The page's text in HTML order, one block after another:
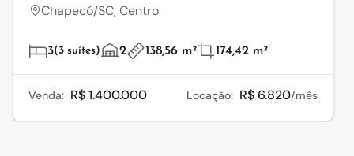
Chapecó/SC, Centro
3(3 suítes) 2 138,56 m² 174,42 m²
Venda: R$ 1.400.000 Locação: R$ 6.820/mês